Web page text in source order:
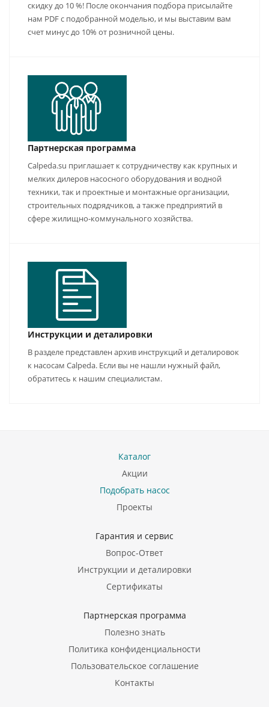
скидку до 10 %! После окончания подбора присылайте
нам PDF с подобранной моделью, и мы выставим вам
счет минус до 10% от розничной цены.
Партнерская программа
Calpeda.su приглашает к сотрудничеству как крупных и
мелких дилеров насосного оборудования и водной
техники, так и проектные и монтажные организации,
строительных подрядчиков, а также предприятий в
сфере жилищно-коммунального хозяйства.
Инструкции и деталировки
В разделе представлен архив инструкций и деталировок
к насосам Calpeda. Если вы не нашли нужный файл,
обратитесь к нашим специалистам.
Каталог
Акции
Подобрать насос
Проекты
Гарантия и сервис
Вопрос-Ответ
Инструкции и деталировки
Сертификаты
Партнерская программа
Полезно знать
Политика конфиденциальности
Пользовательское соглашение
Контакты